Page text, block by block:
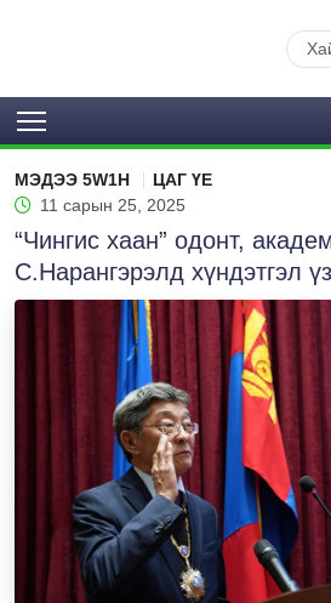
МЭДЭЭ 5W1H
ЦАГ ҮЕ
11 сарын 25, 2025
“Чингис хаан” одонт,
С.Нарангэрэлд хүндэтгэл